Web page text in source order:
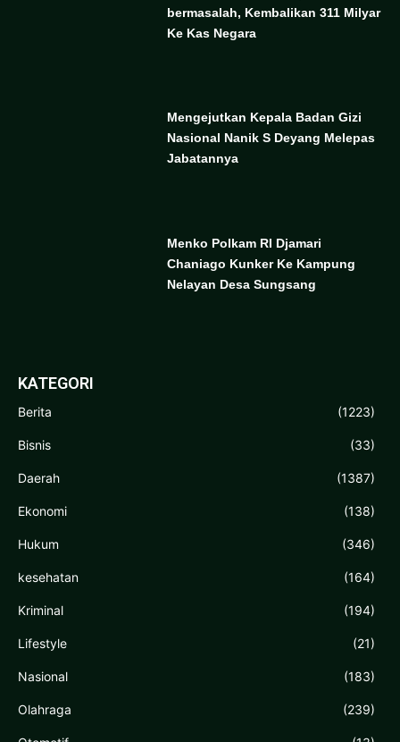
bermasalah, Kembalikan 311 Milyar
Ke Kas Negara
Mengejutkan Kepala Badan Gizi
Nasional Nanik S Deyang Melepas
Jabatannya
Menko Polkam RI Djamari
Chaniago Kunker Ke Kampung
Nelayan Desa Sungsang
KATEGORI
Berita (1223)
Bisnis (33)
Daerah (1387)
Ekonomi (138)
Hukum (346)
kesehatan (164)
Kriminal (194)
Lifestyle (21)
Nasional (183)
Olahraga (239)